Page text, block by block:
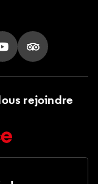
X sur LinkedIn
Suivez nous sur
Suivez nous
rejoindre